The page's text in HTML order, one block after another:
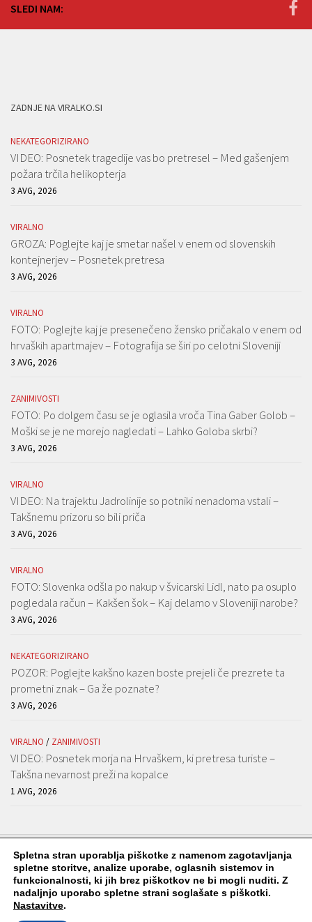
SLEDI NAM:
ZADNJE NA VIRALKO.SI
NEKATEGORIZIRANO
VIDEO: Posnetek tragedije vas bo pretresel – Med gašenjem
požara trčila helikopterja
3 AVG, 2026
VIRALNO
GROZA: Poglejte kaj je smetar našel v enem od slovenskih
kontejnerjev – Posnetek pretresa
3 AVG, 2026
VIRALNO
FOTO: Poglejte kaj je presenečeno žensko pričakalo v enem od
hrvaških apartmajev – Fotografija se širi po celotni Sloveniji
3 AVG, 2026
ZANIMIVOSTI
FOTO: Po dolgem času se je oglasila vroča Tina Gaber Golob –
Moški se je ne morejo nagledati – Lahko Goloba skrbi?
3 AVG, 2026
VIRALNO
VIDEO: Na trajektu Jadrolinije so potniki nenadoma vstali –
Takšnemu prizoru so bili priča
3 AVG, 2026
VIRALNO
FOTO: Slovenka odšla po nakup v švicarski Lidl, nato pa osuplo
pogledala račun – Kakšen šok – Kaj delamo v Sloveniji narobe?
3 AVG, 2026
NEKATEGORIZIRANO
POZOR: Poglejte kakšno kazen boste prejeli če prezrete ta
prometni znak – Ga že poznate?
3 AVG, 2026
VIRALNO / ZANIMIVOSTI
VIDEO: Posnetek morja na Hrvaškem, ki pretresa turiste –
Takšna nevarnost preži na kopalce
1 AVG, 2026
Viralko.si © 2026. Vse pravice pridržane.
Spletna stran uporablja piškotke z namenom zagotavljanja
spletne storitve, analize uporabe, oglasnih sistemov in
funkcionalnosti, ki jih brez piškotkov ne bi mogli nuditi. Z
nadaljnjo uporabo spletne strani soglašate s piškotki.
Nastavitve.